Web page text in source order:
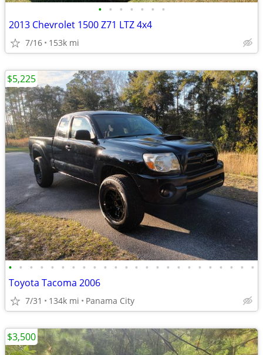
• • • • • • •
2013 Chevrolet 1500 Z71 LTZ 4x4
7/16 153k mi
• • • • • • • • • • • • • • • • • • • • • • • •
Toyota Tacoma 2006
7/31 134k mi Panama City
$5,225
$3,500